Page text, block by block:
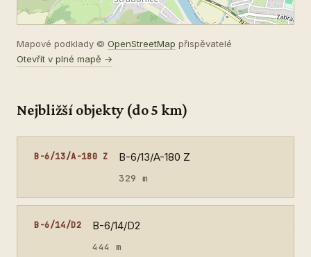
Mapové podklady © OpenStreetMap přispěvatelé
Otevřít v plné mapě →
Nejbližší objekty (do 5 km)
B-6/13/A-180 Z B-6/13/A-180 Z
329 m
B-6/14/D2 B-6/14/D2
444 m